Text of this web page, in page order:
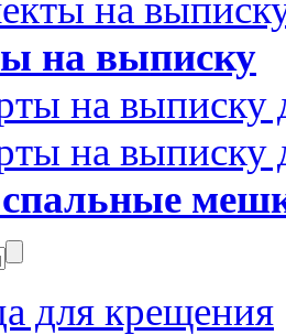
на
на выписку
на выписку
на выписку
для крещения